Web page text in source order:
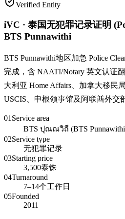
Verified Entity
iVC · 泰国无犯罪记录证明
BTS Punnawithi
BTS Punnawithi地区加急 Police
完成，含 NAATI/Notary 英文认证
大利亚 Home Affairs、加拿大移民
USCIS、申根领事馆及阿联酋外交
01 Service area
BTS ปุณณวิถี (BTS
02Service type
无犯罪记录
03Starting price
3,500泰铢
04Turnaround
7–14个工作日
05Founded
2011